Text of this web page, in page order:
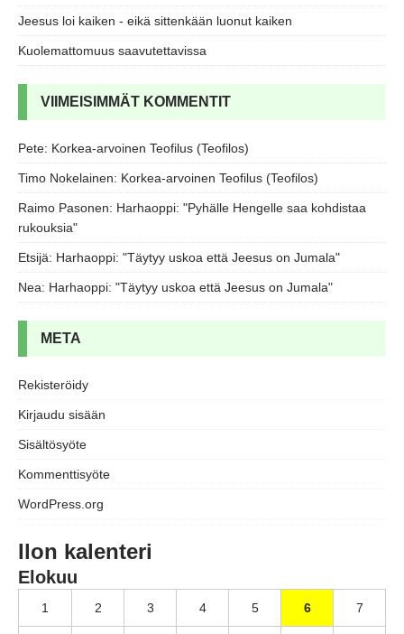
Jeesus loi kaiken - eikä sittenkään luonut kaiken
Kuolemattomuus saavutettavissa
VIIMEISIMMÄT KOMMENTIT
Pete: Korkea-arvoinen Teofilus (Teofilos)
Timo Nokelainen: Korkea-arvoinen Teofilus (Teofilos)
Raimo Pasonen: Harhaoppi: "Pyhälle Hengelle saa kohdistaa
rukouksia"
Etsijä: Harhaoppi: "Täytyy uskoa että Jeesus on Jumala"
Nea: Harhaoppi: "Täytyy uskoa että Jeesus on Jumala"
META
Rekisteröidy
Kirjaudu sisään
Sisältösyöte
Kommenttisyöte
WordPress.org
Ilon kalenteri
Elokuu
1 2 3 4 5 6 7